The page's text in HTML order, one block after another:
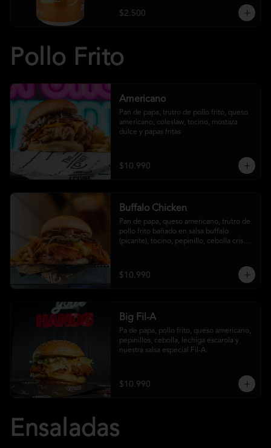
$2.500
Pollo Frito
Americano
Pan de papa, trutro de pollo frito, queso
americano, coleslaw, tocino, mostaza
dulce y papas fritas
$10.990
Buffalo Chicken
Pan de papa, queso americano, trutro de
pollo frito bañado en salsa buffalo
(picante), tocino, pepinillo, cebolla crispy,
$10.990
Big Fil-A
Pa de papa, pollo frito, queso americano,
pepinillos, cebolla, lechiga escarola y
nuestra salsa especial Fil-A.
$10.990
Ensaladas